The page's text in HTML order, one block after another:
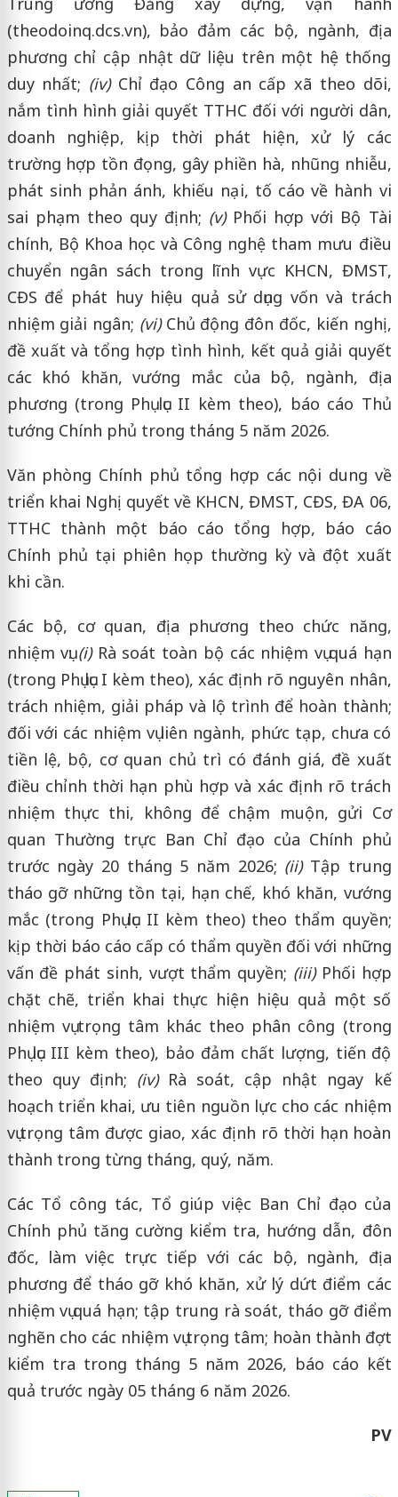
(theodoinq.dcs.vn), bảo đảm các bộ, ngành, địa
phương chỉ cập nhật dữ liệu trên một hệ thống
duy nhất; (iv)Chỉ đạo Công an cấp xã theo dõi,
nắm tình hình giải quyết TTHC đối với người dân,
doanh nghiệp, kịp thời phát hiện, xử lý các
trường hợp tồn đọng, gây phiền hà, nhũng nhiễu,
phát sinh phản ánh, khiếu nại, tố cáo về hành vi
sai phạm theo quy định; (v)Phối hợp với Bộ Tài
chính, Bộ Khoa học và Công nghệ tham mưu điều
chuyển ngân sách trong lĩnh vực KHCN, ĐMST,
CĐS để phát huy hiệu quả sử dụng vốn và trách
nhiệm giải ngân; (vi)Chủ động đôn đốc, kiến nghị,
đề xuất và tổng hợp tình hình, kết quả giải quyết
các khó khăn, vướng mắc của bộ, ngành, địa
phương (trong Phụ lục II kèm theo), báo cáo Thủ
tướng Chính phủ trong tháng 5 năm 2026.
Văn phòng Chính phủ tổng hợp các nội dung về
triển khai Nghị quyết về KHCN, ĐMST, CĐS, ĐA 06,
TTHC thành một báo cáo tổng hợp, báo cáo
Chính phủ tại phiên họp thường kỳ và đột xuất
khi cần.
Các bộ, cơ quan, địa phương theo chức năng,
nhiệm vụ:(i)Rà soát toàn bộ các nhiệm vụ quá hạn
(trong Phụ lục I kèm theo), xác định rõ nguyên nhân,
trách nhiệm, giải pháp và lộ trình để hoàn thành;
đối với các nhiệm vụ liên ngành, phức tạp, chưa có
tiền lệ, bộ, cơ quan chủ trì có đánh giá, đề xuất
điều chỉnh thời hạn phù hợp và xác định rõ trách
nhiệm thực thi, không để chậm muộn, gửi Cơ
quan Thường trực Ban Chỉ đạo của Chính phủ
trước ngày 20 tháng 5 năm 2026; (ii) Tập trung
tháo gỡ những tồn tại, hạn chế, khó khăn, vướng
mắc (trong Phụ lục II kèm theo) theo thẩm quyền;
kịp thời báo cáo cấp có thẩm quyền đối với những
vấn đề phát sinh, vượt thẩm quyền; (iii) Phối hợp
chặt chẽ, triển khai thực hiện hiệu quả một số
nhiệm vụ trọng tâm khác theo phân công (trong
Phụ lục III kèm theo), bảo đảm chất lượng, tiến độ
theo quy định; (iv)Rà soát, cập nhật ngay kế
hoạch triển khai, ưu tiên nguồn lực cho các nhiệm
vụ trọng tâm được giao, xác định rõ thời hạn hoàn
thành trong từng tháng, quý, năm.
Các Tổ công tác, Tổ giúp việc Ban Chỉ đạo của
Chính phủ tăng cường kiểm tra, hướng dẫn, đôn
đốc, làm việc trực tiếp với các bộ, ngành, địa
phương để tháo gỡ khó khăn, xử lý dứt điểm các
nhiệm vụ quá hạn; tập trung rà soát, tháo gỡ điểm
nghẽn cho các nhiệm vụ trọng tâm; hoàn thành đợt
kiểm tra trong tháng 5 năm 2026, báo cáo kết
quả trước ngày 05 tháng 6 năm 2026.
PV